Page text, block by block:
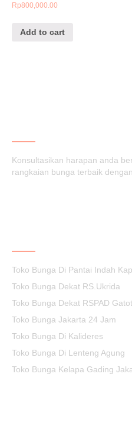
Rp800,000.00
Add to cart
Konsultasikan harapan anda
rangkaian bunga terbaik
Toko Bunga Di Pantai Indah
Toko Bunga Dekat RS.Ukrida
Toko Bunga Dekat RSPAD
Toko Bunga Jakarta 24 Jam
Toko Bunga Di Kalideres
Toko Bunga Di Lenteng Agung
Toko Bunga Kelapa Gading